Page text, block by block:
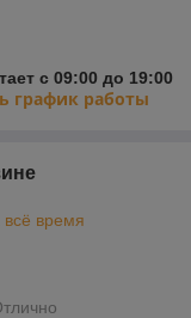
с 09:00 до 19:00
график работы
всё время